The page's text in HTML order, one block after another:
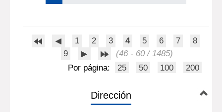
1 2 3 4 5 6 7
8
9
(46 - 60 / 1485)
Por página:
25 50 100 200
Dirección